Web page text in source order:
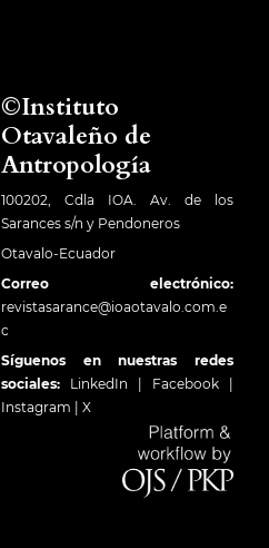
©Instituto
Otavaleño de
Antropología
100202, Cdla IOA. Av. de los
Sarances s/n y Pendoneros
Otavalo-Ecuador
Correo electrónico:
revistasarance@ioaotavalo.com.e
c
Síguenos en nuestras redes
sociales: LinkedIn | Facebook |
Instagram | X